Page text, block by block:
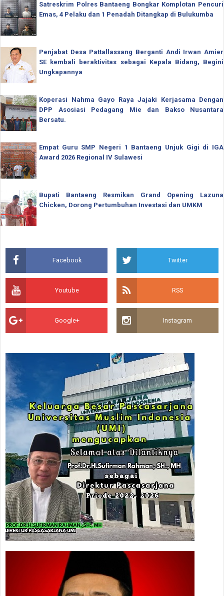
Satreskrim Polres Bantaeng Bongkar Komplotan Pencuri
Emas, 4 Pelaku dan 1 Penadah Ditangkap di Bulukumba
Penjabat Desa Pattallassang Berganti Andi Irwan Amier
SE kembali beraktivitas sebagai Kepala Bidang, Begini
Ungkapannya
Koperasi Nahma Gayo Raya Jajaki Kerjasama Dengan
DPP Asosiasi Pedagang Mie dan Bakso Nusantara
Bersatu.
Empat Guru SMP Negeri 1 Bantaeng Unjuk Gigi di IGA
Award 2026 Regional IV Sulawesi
Bupati Bantaeng Resmikan Grand Opening Lazuna
Chicken, Dorong Pertumbuhan Investasi dan UMKM
Facebook Twitter
Youtube RSS
Google+ Instagram